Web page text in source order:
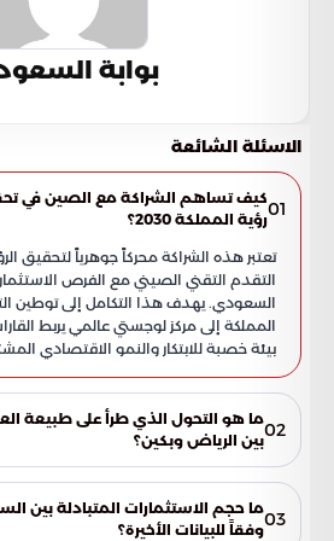
بوابة
الاسئلة الشائعة
01كيف تساهم الشراكة مع الصين في
رؤية المملكة 2030؟
تعتبر هذه الشراكة محركاً جوهرياً لتحقيق
التقدم التقني الصيني مع الفرص
السعودي. يهدف هذا التكامل إلى توطين
المملكة إلى مركز لوجستي عالمي يربط
بيئة خصبة للابتكار والنمو الاقتصادي
02ما هو التحول الذي طرأ على طبيعة
بين الرياض وبكين؟
انتقلت العلاقة من مرحلة التبادل التجاري
التكامل الصناعي العميق. يركز هذا التوجه
اقتصادي طويل الأمد يهدف إلى تعزيز03ما حجم الاستثمارات المتبادلة بين
وفقاً للبيانات الأخيرة؟